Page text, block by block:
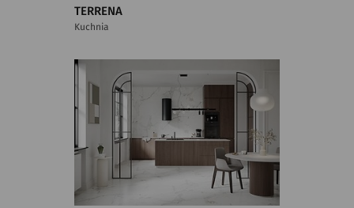
TERRENA
Kuchnia